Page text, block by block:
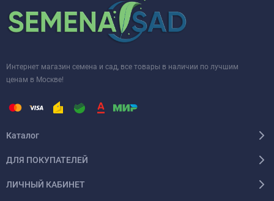
Интернет магазин семена и сад, все товары в наличии по лучшим
ценам в Москве!
Каталог
ДЛЯ ПОКУПАТЕЛЕЙ
ЛИЧНЫЙ КАБИНЕТ